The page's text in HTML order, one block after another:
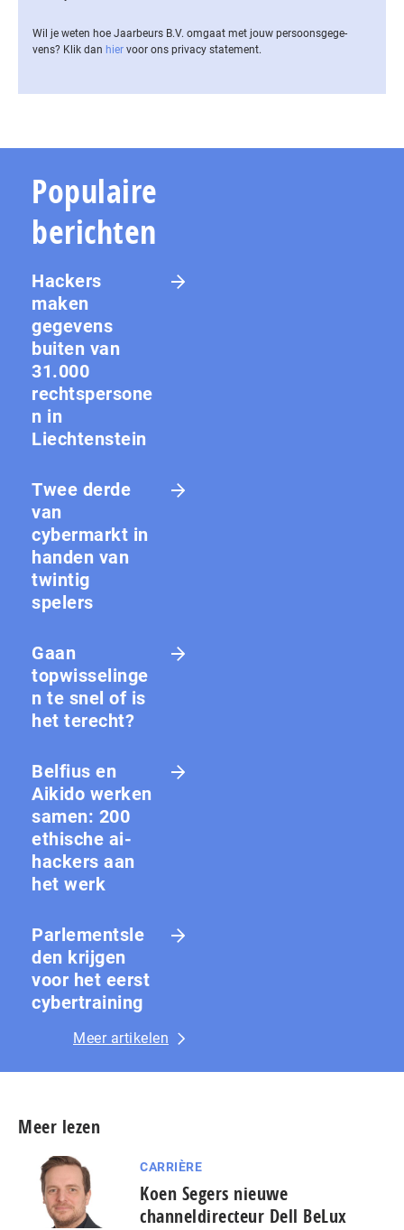
Wil je weten hoe Jaarbeurs B.V. omgaat met jouw per­soons­ge­ge­
vens? Klik dan hier voor ons privacy statement.
Populaire
berichten
Hackers
maken
gegevens
buiten van
31.000
rechtspersone
n in
Liechtenstein
Twee derde
van
cybermarkt in
handen van
twintig
spelers
Gaan
topwisselinge
n te snel of is
het terecht?
Belfius en
Aikido werken
samen: 200
ethische ai-
hackers aan
het werk
Parlementsle
den krijgen
voor het eerst
cybertraining
Meer artikelen
Meer lezen
CARRIÈRE
Koen Segers nieuwe
channeldirecteur Dell BeLux